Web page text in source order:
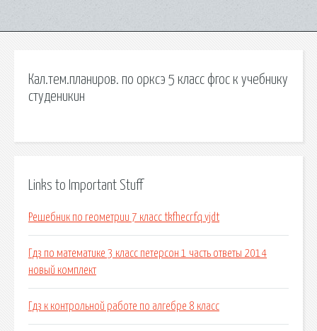
Кал.тем.планиров. по орксэ 5 класс фгос к учебнику
студеникин
Links to Important Stuff
Решебник по геометрии 7 класс tkfhecrfq vjdt
Гдз по математике 3 класс петерсон 1 часть ответы 2014
новый комплект
Гдз к контрольной работе по алгебре 8 класс